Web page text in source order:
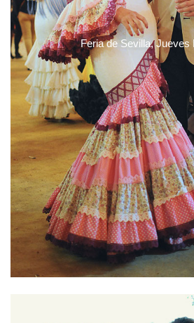
Feria de Sevilla,